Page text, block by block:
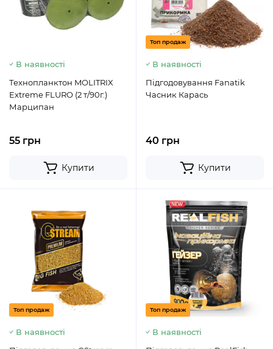
В наявності
Технопланктон MOLITRIX
Extreme FLURO (2 т/90г.)
Марципан
55 грн
Купити
Топ продаж
В наявності
Підгодовування Fanatik
Часник Карась
40 грн
Купити
Топ продаж
В наявності
Топ продаж
В наявності